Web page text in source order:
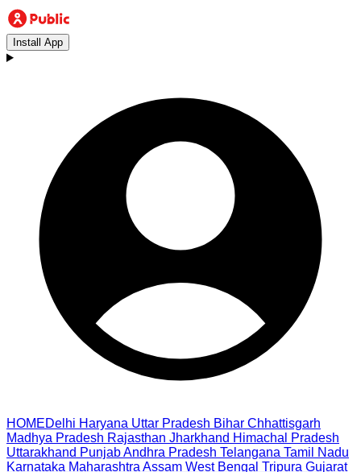
Install App
HOMEDelhi Haryana Uttar Pradesh Bihar Chhattisgarh
Madhya Pradesh Rajasthan Jharkhand Himachal Pradesh
Uttarakhand PunjabAndhra Pradesh Telangana Tamil Nadu
Karnataka Maharashtra Assam West Bengal Tripura Gujarat